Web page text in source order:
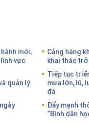
mới,
vực
quản lý
Cảng hàng
khai thác
Tiếp tục
mưa lớn, lũ,
đá
Đẩy mạnh
“Bình dân